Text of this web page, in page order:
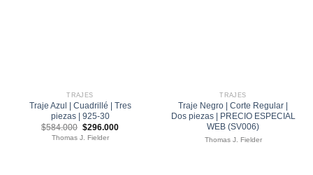
TRAJES
Traje Azul | Cuadrillé | Tres
piezas | 925-30
$584.000 El
precio
original
$296.000El
Thomas J. Fielder
TRAJES
Traje Negro | Corte Regular |
Dos piezas | PRECIO ESPECIAL
WEB (SV006)
Thomas J. Fielder